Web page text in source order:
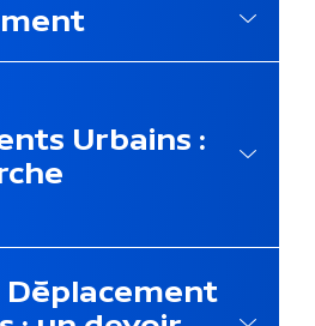
Urbains :
Déplacement